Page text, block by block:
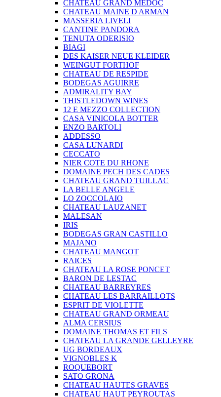
CHATEAU GRAND MEDOC
CHATEAU MAINE D ARMAN
MASSERIA LIVELI
CANTINE PANDORA
TENUTA ODERISIO
BIAGI
DES KAISER NEUE KLEIDER
WEINGUT FORTHOF
CHATEAU DE RESPIDE
BODEGAS AGUIRRE
ADMIRALITY BAY
THISTLEDOWN WINES
12 E MEZZO COLLECTION
CASA VINICOLA BOTTER
ENZO BARTOLI
ADDESSO
CASA LUNARDI
CECCATO
NIER COTE DU RHONE
DOMAINE PECH DES CADES
CHATEAU GRAND TUILLAC
LA BELLE ANGELE
LO ZOCCOLAIO
CHATEAU LAUZANET
MALESAN
IRIS
BODEGAS GRAN CASTILLO
MAJANO
CHATEAU MANGOT
RAICES
CHATEAU LA ROSE PONCET
BARON DE LESTAC
CHATEAU BARREYRES
CHATEAU LES BARRAILLOTS
ESPRIT DE VIOLETTE
CHATEAU GRAND ORMEAU
ALMA CERSIUS
DOMAINE THOMAS ET FILS
CHATEAU LA GRANDE GELLEYRE
UG BORDEAUX
VIGNOBLES K
ROQUEBORT
SATO GRONA
CHATEAU HAUTES GRAVES
CHATEAU HAUT PEYROUTAS